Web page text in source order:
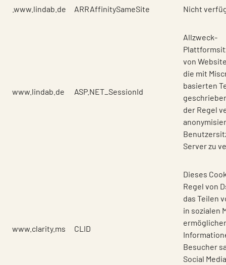
.www.lindab.de ARRAffinitySameSite Nicht
www.lindab.de ASP.NET_SessionId
Allzweck-
von
die mit
basierten
der Regel
Server zu
www.clarity.ms CLID
Dieses
Regel von
das Teilen
in sozialen
Besucher
Social